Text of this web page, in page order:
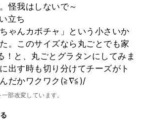
怪我はしないで～
立ち
ゃんカボチャ」という小さいか
。このサイズなら丸ごとでも家
！と、丸ごとグラタンにしてみま
出す時も切り分けてチーズがト
だかワクワク(≧∇≦)/
部改変しています。